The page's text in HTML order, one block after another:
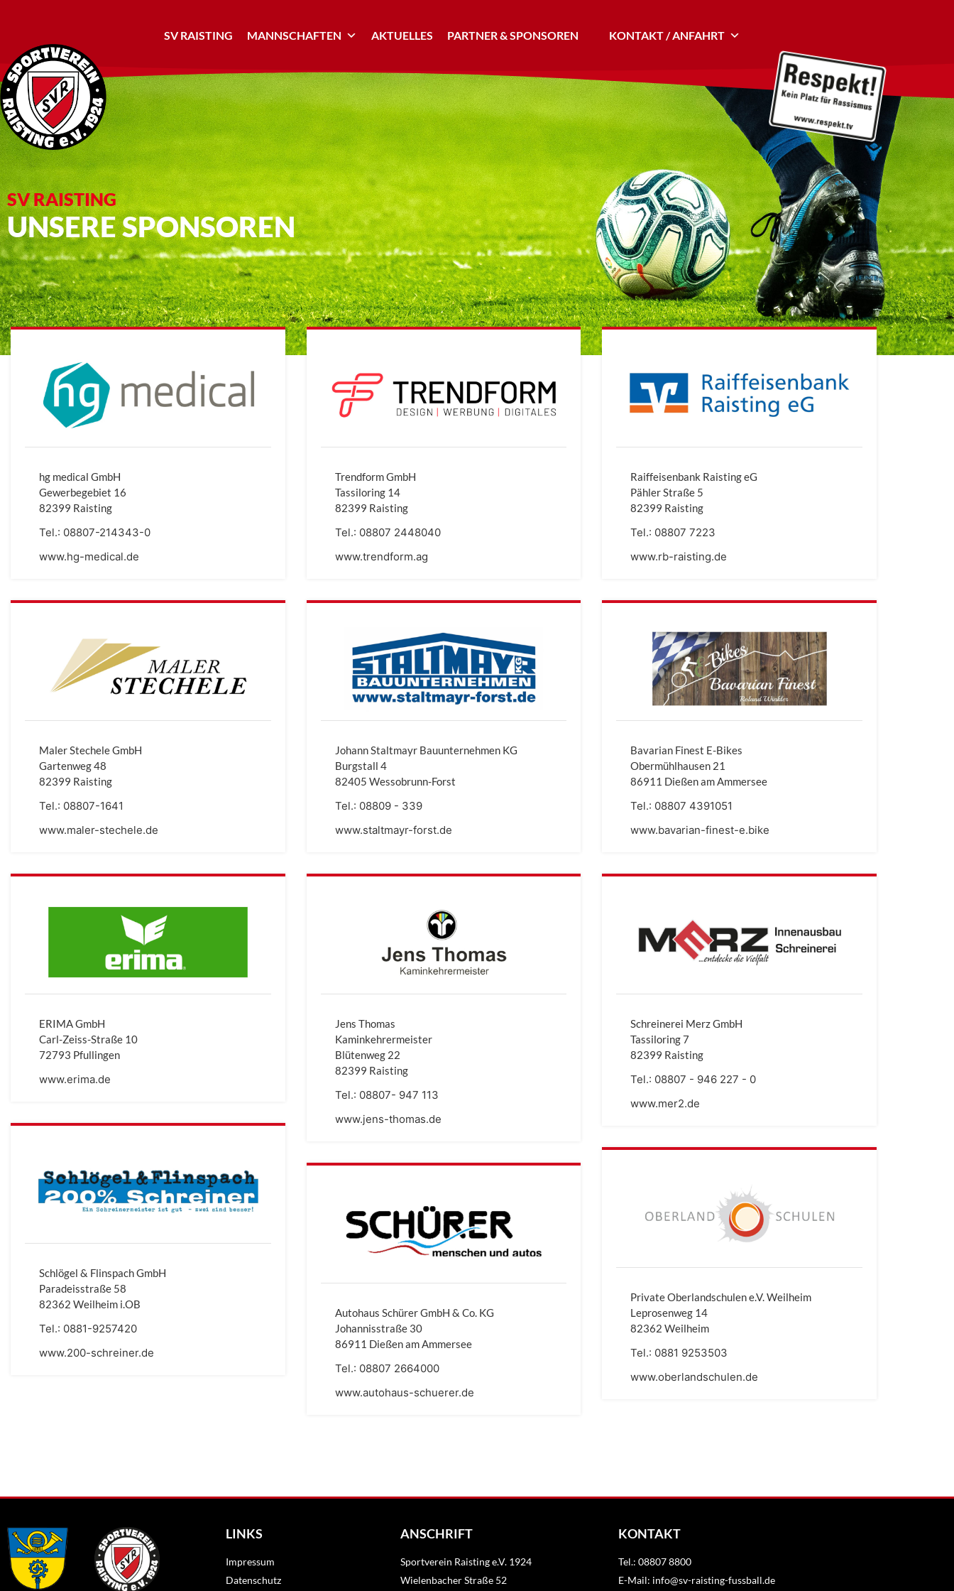
SV RAISTING MANNSCHAFTEN AKTUELLES PARTNER & SPONSOREN KONTAKT / ANFAHRT
SV RAISTING
UNSERE SPONSOREN
hg medical GmbH
Gewerbegebiet 16
82399 Raisting
Tel.: 08807-214343-0
www.hg-medical.de
Trendform GmbH
Tassiloring 14
82399 Raisting
Tel.: 08807 2448040
www.trendform.ag
Raiffeisenbank Raisting eG
Pähler Straße 5
82399 Raisting
Tel.: 08807 7223
www.rb-raisting.de
Maler Stechele GmbH
Gartenweg 48
82399 Raisting
Tel.: 08807-1641
www.maler-stechele.de
Johann Staltmayr Bauunternehmen KG
Burgstall 4
82405 Wessobrunn-Forst
Tel.: 08809 - 339
www.staltmayr-forst.de
Bavarian Finest E-Bikes
Obermühlhausen 21
86911 Dießen am Ammersee
Tel.: 08807 4391051
www.bavarian-finest-e.bike
ERIMA GmbH
Carl-Zeiss-Straße 10
72793 Pfullingen
www.erima.de
Jens Thomas
Kaminkehrermeister
Blütenweg 22
82399 Raisting
Tel.: 08807- 947 113
www.jens-thomas.de
Schreinerei Merz GmbH
Tassiloring 7
82399 Raisting
Tel.: 08807 - 946 227 - 0
www.mer2.de
Schlögel & Flinspach GmbH
Paradeisstraße 58
82362 Weilheim i.OB
Tel.: 0881-9257420
www.200-schreiner.de
Private Oberlandschulen e.V. Weilheim
Leprosenweg 14
82362 Weilheim
Tel.: 0881 9253503
www.oberlandschulen.de
Autohaus Schürer GmbH & Co. KG
Johannisstraße 30
86911 Dießen am Ammersee
Tel.: 08807 2664000
www.autohaus-schuerer.de
LINKS
Impressum
Datenschutz
ANSCHRIFT
Sportverein Raisting e.V. 1924
Wielenbacher Straße 52
KONTAKT
Tel.: 08807 8800
E-Mail: info@sv-raisting-fussball.de